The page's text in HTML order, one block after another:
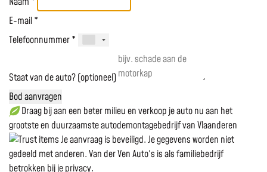
E-mail *
Telefoonnummer *
Staat van de auto? (optioneel)
Bod aanvragen
Draag bij aan een beter milieu en verkoop je auto nu aan het
grootste en duurzaamste autodemontagebedrijf van Vlaanderen
Je aanvraag is beveiligd. Je gegevens worden niet
gedeeld met anderen. Van der Ven Auto's is als familiebedrijf
betrokken bij je privacy.